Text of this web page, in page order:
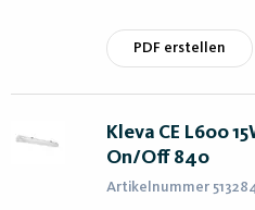
PDF erstellen
Kleva CE L600
On/Off 840
Artikelnummer